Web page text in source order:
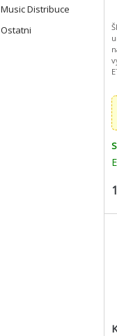
Music Distribuce
Ostatni